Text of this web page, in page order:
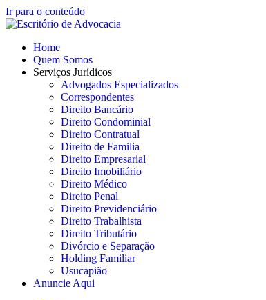
Ir para o conteúdo
Home
Quem Somos
Serviços Jurídicos
Advogados Especializados
Correspondentes
Direito Bancário
Direito Condominial
Direito Contratual
Direito de Familia
Direito Empresarial
Direito Imobiliário
Direito Médico
Direito Penal
Direito Previdenciário
Direito Trabalhista
Direito Tributário
Divórcio e Separação
Holding Familiar
Usucapião
Anuncie Aqui